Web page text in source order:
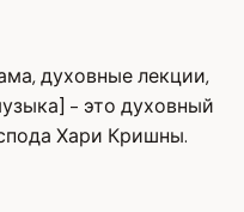
духовные лекции,
- это духовный
Хари Кришны.